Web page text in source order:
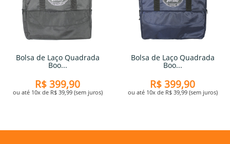
Bolsa de Laço Quadrada
Boo...
R$ 399,90
ou até 10x de R$ 39,99 (sem juros)
Bolsa de Laço Quadrada
Boo...
R$ 399,90
ou até 10x de R$ 39,99 (sem juros)